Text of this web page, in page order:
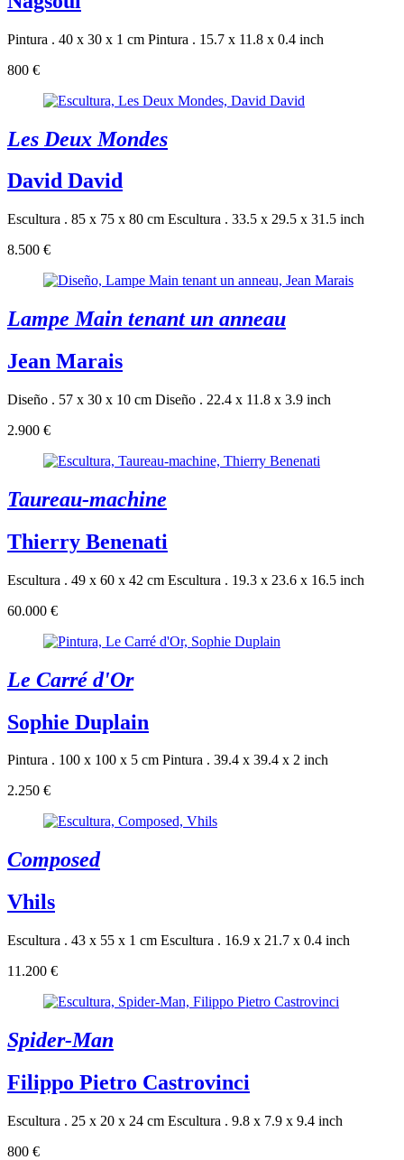
Pintura . 40 x 30 x 1 cm Pintura . 15.7 x 11.8 x 0.4 inch
800 €
Les Deux Mondes
David David
Escultura . 85 x 75 x 80 cm Escultura . 33.5 x 29.5 x 31.5 inch
8.500 €
Lampe Main tenant un anneau
Jean Marais
Diseño . 57 x 30 x 10 cm Diseño . 22.4 x 11.8 x 3.9 inch
2.900 €
Taureau-machine
Thierry Benenati
Escultura . 49 x 60 x 42 cm Escultura . 19.3 x 23.6 x 16.5 inch
60.000 €
Le Carré d'Or
Sophie Duplain
Pintura . 100 x 100 x 5 cm Pintura . 39.4 x 39.4 x 2 inch
2.250 €
Composed
Vhils
Escultura . 43 x 55 x 1 cm Escultura . 16.9 x 21.7 x 0.4 inch
11.200 €
Spider-Man
Filippo Pietro Castrovinci
Escultura . 25 x 20 x 24 cm Escultura . 9.8 x 7.9 x 9.4 inch
800 €